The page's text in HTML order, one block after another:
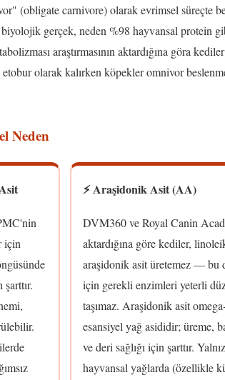
(obligate carnivore) olarak evrimsel süreçte
gerçek, neden %98 hayvansal protein
araştırmasının aktardığına göra
olarak kalırken köpekler omnivor
Neden
için
⚡ Araşidonik Asit (AA)
DVM360 ve Royal Canin
aktardığına göre kediler,
araşidonik asit üretemez — bu
için gerekli enzimleri yeterli
taşımaz. Araşidonik asit
esansiyel yağ asididir; üreme,
ve deri sağlığı için şarttır.
hayvansal yağlarda (özellikle